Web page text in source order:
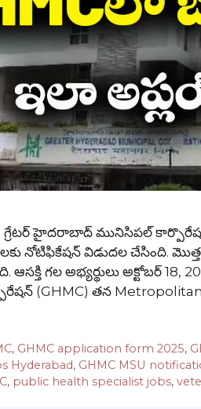
: గ్రేటర్ హైదరాబాద్ మునిసిపల్
నోటిఫికేషన్ విడుదల చేసింది. మొత్తం
ఆసక్తి గల అభ్యర్థులు అక్టోబర్
(GHMC) తన Metropolitan
, GHMC application form 2025,
Hyderabad, GHMC MSU
, public health specialist jobs,